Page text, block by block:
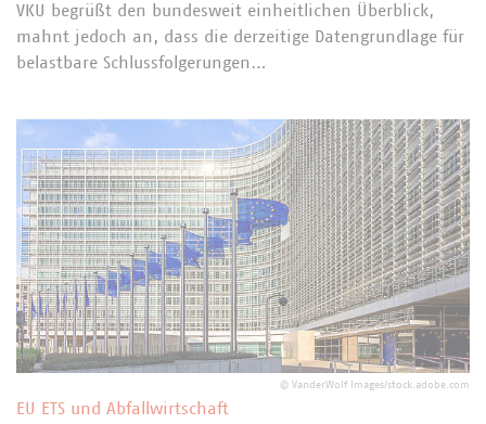
VKU begrüßt den bundesweit einheitlichen Überblick,
mahnt jedoch an, dass die derzeitige Datengrundlage für
belastbare Schlussfolgerungen…
© VanderWolf Images/stock.adobe.com
EU ETS und Abfallwirtschaft